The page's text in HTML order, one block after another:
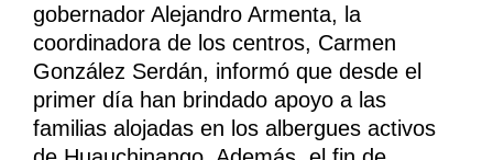
gobernador Alejandro Armenta, la
coordinadora de los centros, Carmen
González Serdán, informó que desde el
primer día han brindado apoyo a las
familias alojadas en los albergues activos